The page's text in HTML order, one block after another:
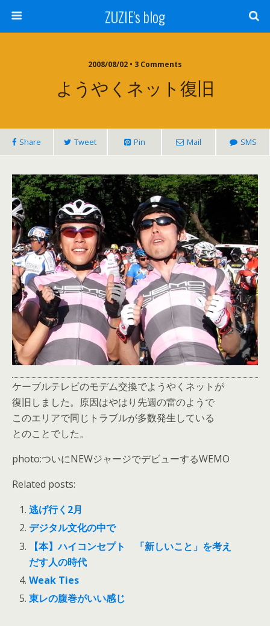
ZUZIE's blog
2008/08/02 • 3 Comments
ようやくネット復旧
Share Tweet Pin Mail SMS
ケーブルテレビのモデム交換でようやくネットが
復旧しました。原因はやはり先週の雷のようで
このエリアで同じトラブルが多数発生している
とのことでした。
photo:ついにNEWジャージでデビューするWEMO
Related posts:
逃げ行く2月
デジタル文化の中で
【本】ハイコンセプト 「新しいこと」を考え
だす人の時代
Weak Ties
東レの腹巻がいい感じ